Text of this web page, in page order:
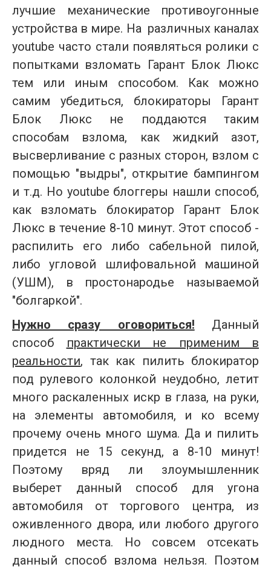
лучшие механические противоугонные
устройства в мире. На различных каналах
youtube часто стали появляться ролики с
попытками взломать Гарант Блок Люкс
тем или иным способом. Как можно
самим убедиться, блокираторы Гарант
Блок Люкс не поддаются таким
способам взлома, как жидкий азот,
высверливание с разных сторон, взлом с
помощью "выдры", открытие бампингом
и т.д. Но youtube блоггеры нашли способ,
как взломать блокиратор Гарант Блок
Люкс в течение 8-10 минут. Этот способ -
распилить его либо сабельной пилой,
либо угловой шлифовальной машиной
(УШМ), в простонародье называемой
"болгаркой".
Нужно сразу оговориться!
Данный
способ
практически не применим в
реальности, так как пилить блокиратор
под рулевого колонкой неудобно, летит
много раскаленных искр в глаза, на руки,
на элементы автомобиля, и ко всему
прочему очень много шума. Да и пилить
придется не 15 секунд, а 8-10 минут!
Поэтому вряд ли злоумышленник
выберет данный способ для угона
автомобиля от торгового центра, из
оживленного двора, или любого другого
людного места. Но совсем отсекать
данный способ взлома нельзя. Поэтом